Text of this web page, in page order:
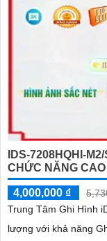
IDS-7208HQHI-
CHỨC NĂNG
4,000,000 ₫
Trung Tâm Ghi Hình
lượng với khả năng Ghi Hình tốt. Sản phẩm